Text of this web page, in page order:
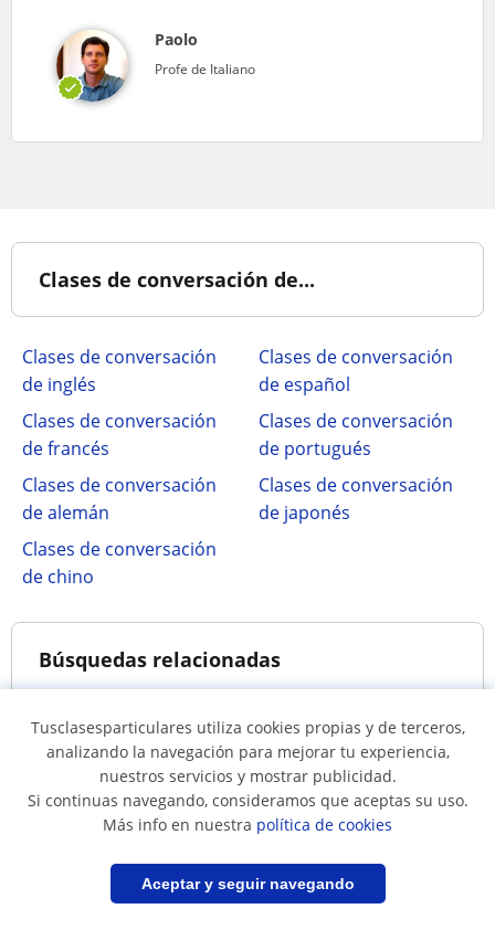
Guardar búsqueda
Paolo
Profe de Italiano
Clases de conversación de...
Clases de conversación
de inglés
Clases de conversación
de español
Clases de conversación
de francés
Clases de conversación
de portugués
Clases de conversación
de alemán
Clases de conversación
de japonés
Clases de conversación
de chino
Búsquedas relacionadas
Profesores de italiano
nativos
Todos los profesores
de italiano
Tusclasesparticulares utiliza cookies propias y de terceros,
analizando la navegación para mejorar tu experiencia,
nuestros servicios y mostrar publicidad.
Si continuas navegando, consideramos que aceptas su uso.
Más info en nuestra política de cookies
Aceptar y seguir navegando